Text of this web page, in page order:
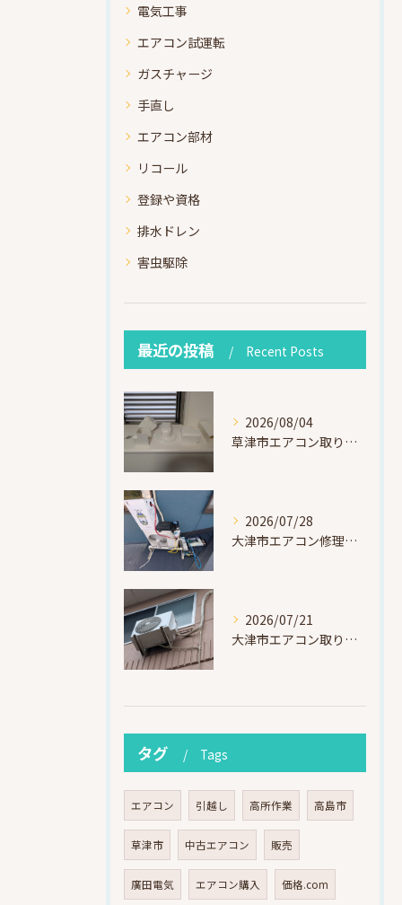
電気工事
エアコン試運転
ガスチャージ
手直し
エアコン部材
リコール
登録や資格
排水ドレン
害虫駆除
最近の投稿 Recent Posts
2026/08/04
草津市エアコン取り付け｜お客様取り外し済・化粧カバー再利用（ダイキン S225ATES・アウルコート草津）
2026/07/28
大津市エアコン修理｜冷媒漏れを特定！高所作業で東芝RAS-F221ARTを修理・ガスチャージ
2026/07/21
大津市エアコン取り付け｜他社で断られたマンション3階の壁面アングル高所作業（ハイセンス HA-J22H-W・プレジーオビワコ）
タグ Tags
エアコン 引越し 高所作業 高島市
草津市 中古エアコン 販売
廣田電気 エアコン購入 価格.com